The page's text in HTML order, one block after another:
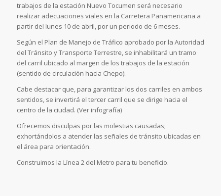
trabajos de la estación Nuevo Tocumen será necesario
realizar adecuaciones viales en la Carretera Panamericana a
partir del lunes 10 de abril, por un periodo de 6 meses.
Según el Plan de Manejo de Tráfico aprobado por la Autoridad
del Tránsito y Transporte Terrestre, se inhabilitará un tramo
del carril ubicado al margen de los trabajos de la estación
(sentido de circulación hacia Chepo).
Cabe destacar que, para garantizar los dos carriles en ambos
sentidos, se invertirá el tercer carril que se dirige hacia el
centro de la ciudad. (Ver infografía)
Ofrecemos disculpas por las molestias causadas;
exhortándolos a atender las señales de tránsito ubicadas en
el área para orientación.
Construimos la Línea 2 del Metro para tu beneficio.